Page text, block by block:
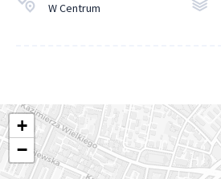
W Centrum
+
−